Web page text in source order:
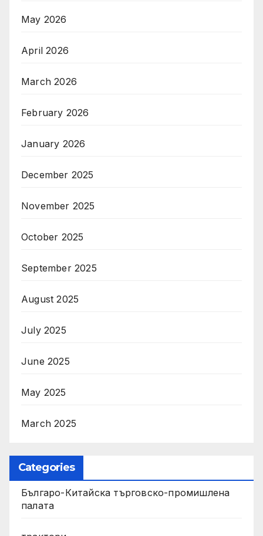
May 2026
April 2026
March 2026
February 2026
January 2026
December 2025
November 2025
October 2025
September 2025
August 2025
July 2025
June 2025
May 2025
March 2025
Categories
Българо-Китайска търговско-промишлена
палата